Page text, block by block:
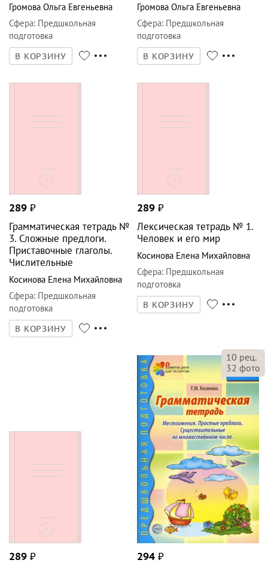
Громова Ольга Евгеньевна
Сфера: Предшкольная
подготовка
В КОРЗИНУ
Громова Ольга Евгеньевна
Сфера: Предшкольная
подготовка
В КОРЗИНУ
289 ₽
Грамматическая тетрадь №
3. Сложные предлоги.
Приставочные глаголы.
Числительные
Косинова Елена Михайловна
Сфера: Предшкольная
подготовка
В КОРЗИНУ
289 ₽
Лексическая тетрадь № 1.
Человек и его мир
Косинова Елена Михайловна
Сфера: Предшкольная
подготовка
В КОРЗИНУ
289 ₽
10 рец.
32 фото
294 ₽